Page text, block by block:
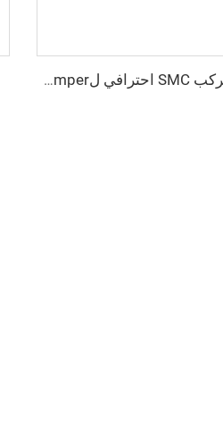
قالب ضغط بلاستيكي مركب SMC احترافي لbumper السيارات